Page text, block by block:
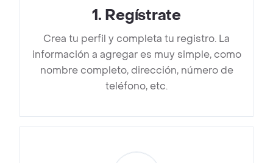
1. Regístrate
Crea tu perfil y completa tu registro. La
información a agregar es muy simple, como
nombre completo, dirección, número de
teléfono, etc.